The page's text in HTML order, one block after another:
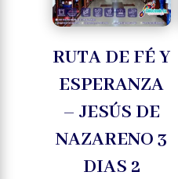
RUTA DE FÉ Y
ESPERANZA
– JESÚS DE
NAZARENO 3
DIAS 2